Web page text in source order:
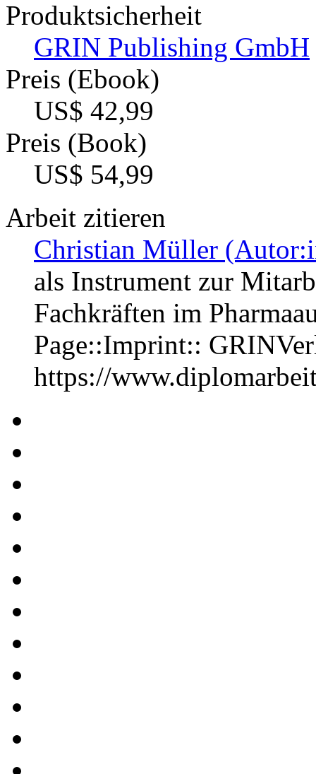
Produktsicherheit
GRIN Publishing GmbH
Preis (Ebook)
US$ 42,99
Preis (Book)
US$ 54,99
Arbeit zitieren
Christian Müller
als Instrument zur
Fachkräften im
Page::Imprint::
https://